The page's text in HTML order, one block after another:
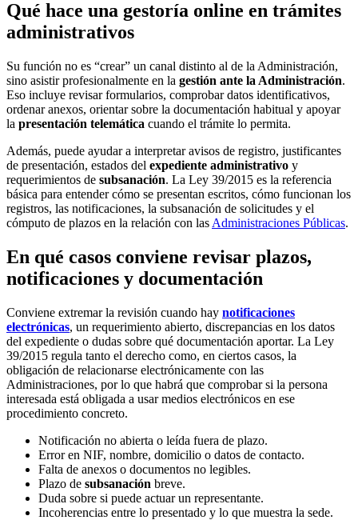
Qué hace una gestoría online en trámites
administrativos
Su función no es “crear” un canal distinto al de la Administración,
sino asistir profesionalmente en la gestión ante la Administración.
Eso incluye revisar formularios, comprobar datos identificativos,
ordenar anexos, orientar sobre la documentación habitual y apoyar
la presentación telemática cuando el trámite lo permita.
Además, puede ayudar a interpretar avisos de registro, justificantes
de presentación, estados del expediente administrativo y
requerimientos de subsanación. La Ley 39/2015 es la referencia
básica para entender cómo se presentan escritos, cómo funcionan los
registros, las notificaciones, la subsanación de solicitudes y el
cómputo de plazos en la relación con las Administraciones Públicas.
En qué casos conviene revisar plazos,
notificaciones y documentación
Conviene extremar la revisión cuando hay notificaciones
electrónicas, un requerimiento abierto, discrepancias en los datos
del expediente o dudas sobre qué documentación aportar. La Ley
39/2015 regula tanto el derecho como, en ciertos casos, la
obligación de relacionarse electrónicamente con las
Administraciones, por lo que habrá que comprobar si la persona
interesada está obligada a usar medios electrónicos en ese
procedimiento concreto.
Notificación no abierta o leída fuera de plazo.
Error en NIF, nombre, domicilio o datos de contacto.
Falta de anexos o documentos no legibles.
Plazo de subsanación breve.
Duda sobre si puede actuar un representante.
Incoherencias entre lo presentado y lo que muestra la sede.